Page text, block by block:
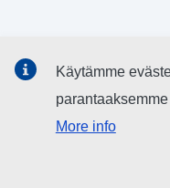
sosiaalisessa
EU:n toimielimet
Käytämme
More info